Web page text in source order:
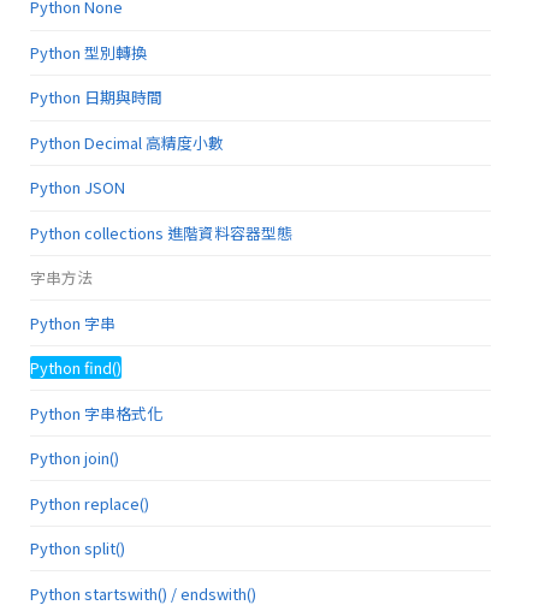
Python None
Python 型別轉換
Python 日期與時間
Python Decimal 高精度小數
Python JSON
Python collections 進階資料容器型態
字串方法
Python 字串
Python find()
Python 字串格式化
Python join()
Python replace()
Python split()
Python startswith() / endswith()